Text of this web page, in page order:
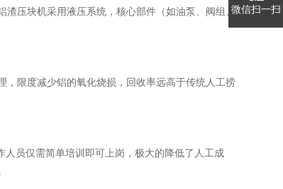
压块机采用液压系统，核心部件（如油泵、阀组、
限度减少铝的氧化烧损，回收率远高于传统人工捞
员仅需简单培训即可上岗，极大的降低了人工成
微信扫一扫